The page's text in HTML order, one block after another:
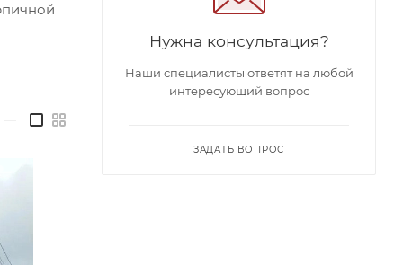
Нужна консультация?
Наши специалисты ответят на любой
интересующий вопрос
ЗАДАТЬ ВОПРОС